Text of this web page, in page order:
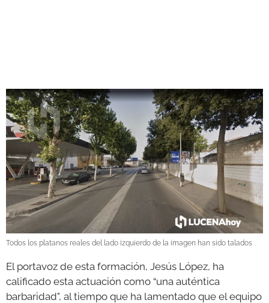
Todos los platanos reales del lado izquierdo de la imagen han sido talados
El portavoz de esta formación, Jesús López, ha
calificado esta actuación como “una auténtica
barbaridad", al tiempo que ha lamentado que el equipo